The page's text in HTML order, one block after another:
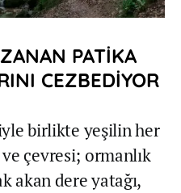
PATİKA
CEZBEDİYOR
birlikte yeşilin her
çevresi; ormanlık
akan dere yatağı,